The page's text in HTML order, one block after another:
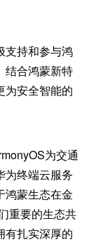
支持和参与鸿
结合鸿蒙新特
为安全智能的
为交通
为终端云服务
鸿蒙生态在金
重要的生态共
有扎实深厚的